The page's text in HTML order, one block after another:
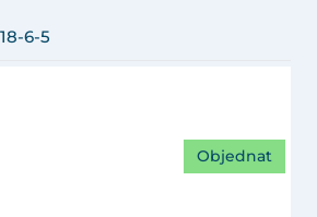
18-6-5
Objednat